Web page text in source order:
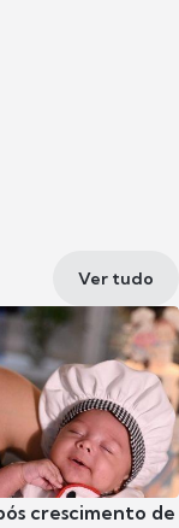
Ver tudo
crescimento de